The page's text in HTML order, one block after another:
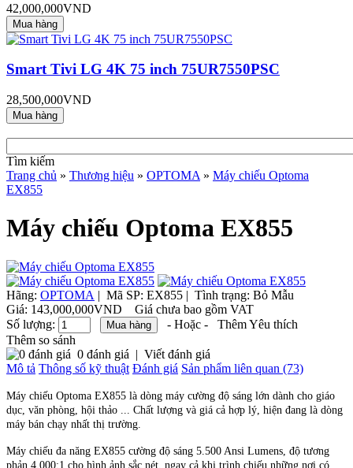
42,000,000VND
Smart Tivi LG 4K 75 inch 75UR7550PSC
28,500,000VND
Tìm kiếm
Trang chủ » Thương hiệu » OPTOMA » Máy chiếu Optoma
EX855
Máy chiếu Optoma EX855
Hãng: OPTOMA | Mã SP: EX855 | Tình trạng: Bỏ Mẫu
Giá: 143,000,000VND
Giá chưa bao gồm VAT
Số lượng:
- Hoặc -
Thêm Yêu thích
Thêm so sánh
0 đánh giá | Viết đánh giá
Mô tả Thông số kỹ thuật Đánh giá Sản phẩm liên quan (73)
Máy chiếu Optoma EX855 là dòng máy cường độ sáng lớn dành cho giáo
dục, văn phòng, hội thảo ... Chất lượng và giá cả hợp lý, hiện đang là dòng
máy bán chạy nhất thị trường.
Máy chiếu đa năng EX855 cường độ sáng 5.500 Ansi Lumens, độ tương
phản 4.000:1 cho hình ảnh sắc nét, ngay cả khi trình chiếu những nơi có